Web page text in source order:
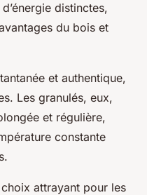
distinctes,
du bois et
et authentique,
Les granulés, eux,
et régulière,
constante
attrayant pour les